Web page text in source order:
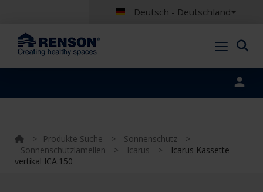
Deutsch - Deutschland
> Produkte Suche > Sonnenschutz
>
Sonnenschutzlamellen
> Icarus >
Icarus Kassette
vertikal ICA.150